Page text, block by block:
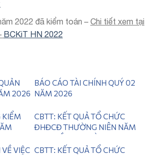
2022 đã kiểm toán – Chi tiết xem tại
BCKiT HN 2022
2026
BÁO CÁO TÀI CHÍNH QUÝ 02
NĂM 2026
KIỂM
CBTT: KẾT QUẢ TỔ CHỨC
ĐHĐCĐ THƯỜNG NIÊN NĂM
28/06/2026)
VIỆC CBTT: KẾT QUẢ TỔ CHỨC